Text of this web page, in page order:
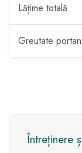
Lățime totală
Greutate
Întreținere